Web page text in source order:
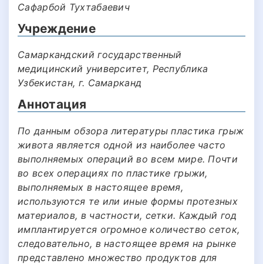
Сафарбой Тухтабаевич
Учреждение
Самаркандский государственный
медицинский университет, Республика
Узбекистан, г. Самарканд
Аннотация
По данным обзора литературы пластика грыж
живота является одной из наиболее часто
выполняемых операций во всем мире. Почти
во всех операциях по пластике грыжи,
выполняемых в настоящее время,
используются те или иные формы протезных
материалов, в частности, сетки. Каждый год
имплантируется огромное количество сеток,
следовательно, в настоящее время на рынке
представлено множество продуктов для